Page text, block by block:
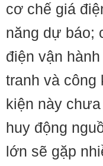
cơ chế giá
năng dự báo;
điện vận
tranh và công
kiện này
huy động
lớn sẽ gặp